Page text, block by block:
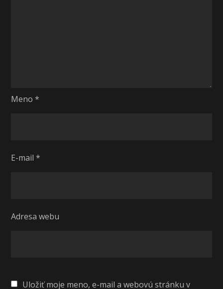
Meno*
E-mail*
Adresa webu
Uložiť moje meno, e-mail a webovú stránku v